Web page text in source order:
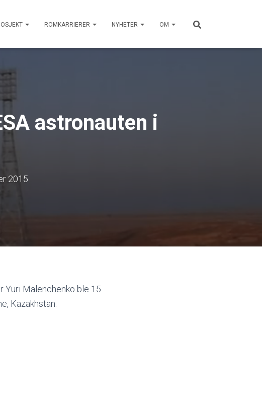
ROMKARRIERER NYHETER OM
astronauten i
2015
Yuri Malenchenko ble 15.
Kazakhstan.